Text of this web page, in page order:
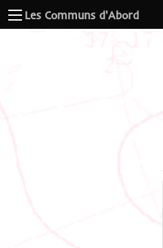
Les Communs d'Abord